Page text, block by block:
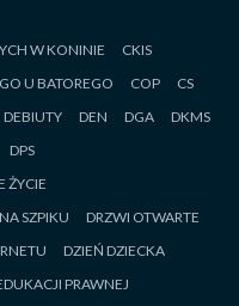
W KONINIE
CKIS
U BATOREGO COP
CS
DEBIUTY DEN DGA
DKMS
DPS
ŻYCIE
SZPIKU
DRZWI OTWARTE
DZIEŃ DZIECKA
PRAWNEJ